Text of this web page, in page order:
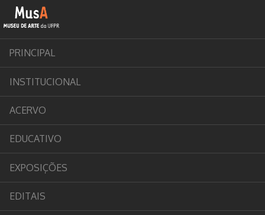
PRINCIPAL
INSTITUCIONAL
ACERVO
EDUCATIVO
EXPOSIÇÕES
EDITAIS